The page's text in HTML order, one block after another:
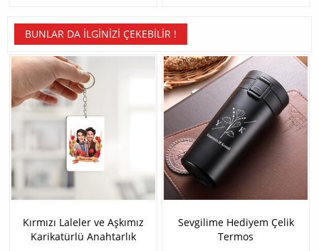
BUNLAR DA İLGINIZI ÇEKEBILIR !
Kırmızı Laleler ve Aşkımız
Karikatürlü Anahtarlık
Sevgilime Hediyem Çelik
Termos